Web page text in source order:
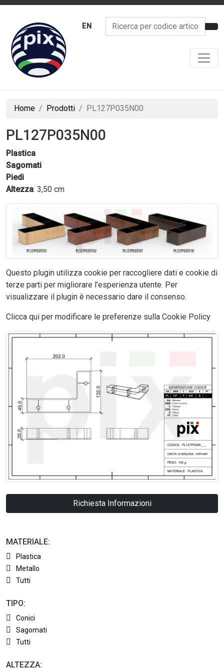
EN
Home Prodotti PL127P035N00
MATERIALE:
Plastica
Metallo
Tutti
TIPO:
Conici
Sagomati
Tutti
ALTEZZA:
PL127P035N00
Plastica
Sagomati
Piedi
Altezza: 3,50 cm
Questo plugin utilizza cookie per raccogliere dati e cookie di
terze parti per migliorare l'esperienza utente. Per
visualizzare il plugin è necessario dare il consenso.
Clicca qui per modificare le preferenze sulla Cookie Policy
Richiesta Informazioni